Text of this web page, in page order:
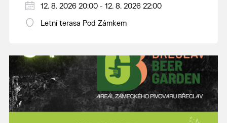
12. 8. 2026 20:00 - 12. 8. 2026 22:00
Letní terasa Pod Zámkem